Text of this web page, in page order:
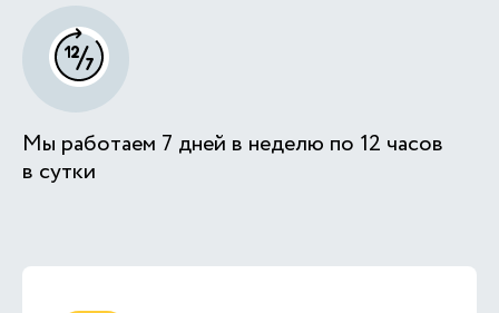
Мы работаем 7 дней в неделю по 12 часов
в сутки